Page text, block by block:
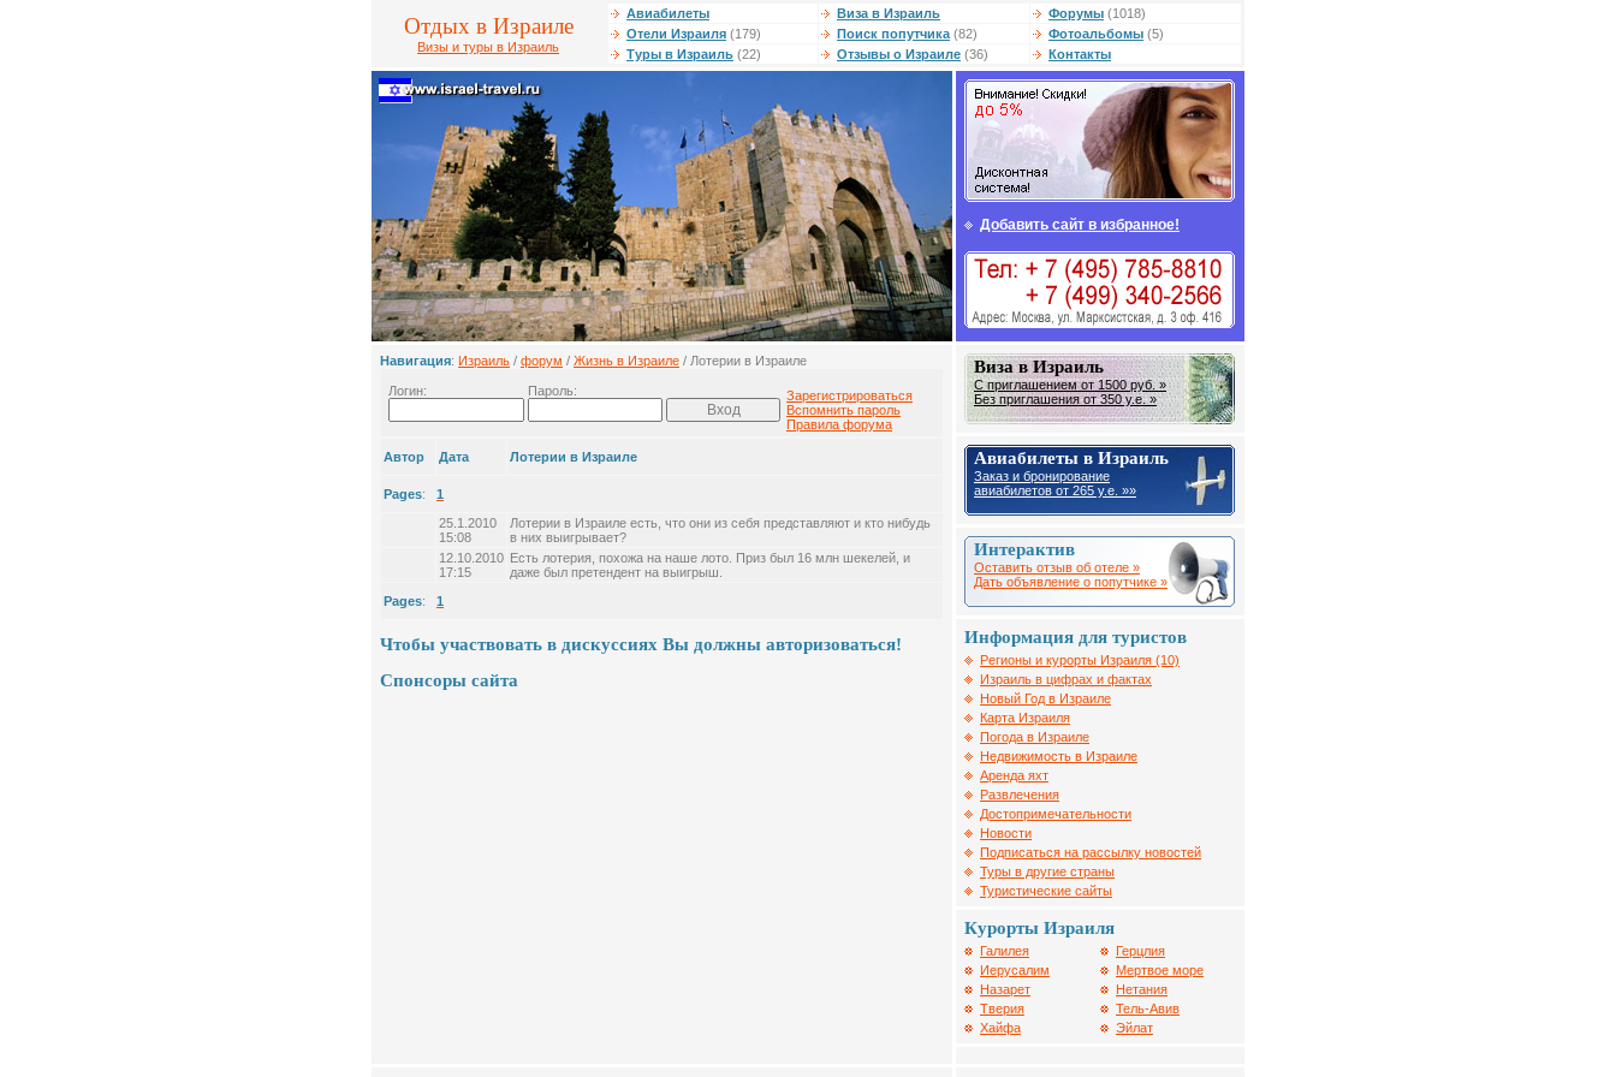
Отдых в Израиле
Визы и туры в Израиль
Авиабилеты Виза в Израиль Форумы (1018)
Отели Израиля (179) Поиск попутчика (82) Фотоальбомы (5)
Туры в Израиль (22) Отзывы о Израиле (36) Контакты
Добавить сайт в избранное!
Навигация: Израиль / форум / Жизнь в Израиле / Лотерии в Израиле
Логин: Пароль:
Зарегистрироваться
Вспомнить пароль
Правила форума
Автор Дата Лотерии в Израиле
Pages: 1
25.1.2010
15:08
Лотерии в Израиле есть, что они из себя представляют и кто нибудь
в них выигрывает?
12.10.2010
17:15
Есть лотерия, похожа на наше лото. Приз был 16 млн шекелей, и
даже был претендент на выигрыш.
Pages: 1
Чтобы участвовать в дискуссиях Вы должны авторизоваться!
Спонсоры сайта
Виза в Израиль
С приглашением от 1500 руб. »
Без приглашения от 350 у.е. »
Авиабилеты в Израиль
Заказ и бронирование
авиабилетов от 265 у.е. »»
Интерактив
Оставить отзыв об отеле »
Дать объявление о попутчике »
Информация для туристов
Регионы и курорты Израиля (10)
Израиль в цифрах и фактах
Новый Год в Израиле
Карта Израиля
Погода в Израиле
Недвижимость в Израиле
Аренда яхт
Развлечения
Достопримечательности
Новости
Подписаться на рассылку новостей
Туры в другие страны
Туристические сайты
Курорты Израиля
Галилея
Иерусалим
Назарет
Тверия
Хайфа
Герцлия
Мертвое море
Нетания
Тель-Авив
Эйлат